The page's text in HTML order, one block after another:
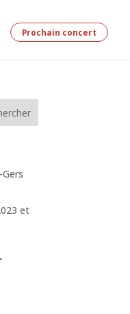
Prochain concert
et